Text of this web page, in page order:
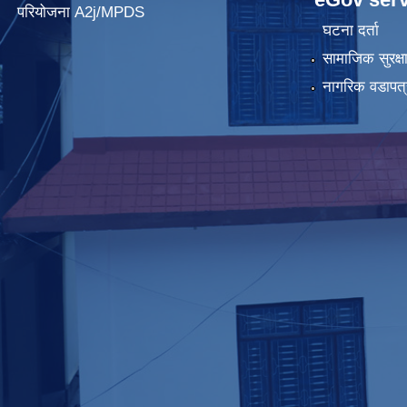
परियोजना A2j/MPDS
घटना दर्ता
सामाजिक सुरक्षा
नागरिक